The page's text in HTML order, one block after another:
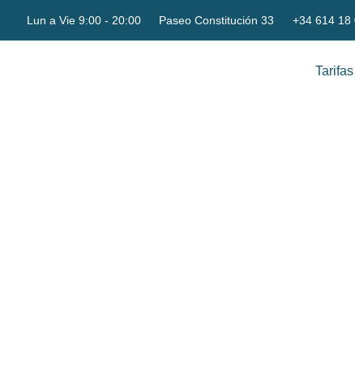
Lun a Vie 9:00 - 20:00 Paseo Constitución 33 +34 614 18
Tarifas